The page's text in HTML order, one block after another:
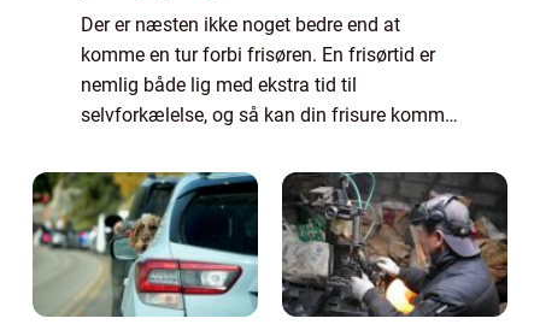
Der er næsten ikke noget bedre end at
komme en tur forbi frisøren. En frisørtid er
nemlig både lig med ekstra tid til
selvforkælelse, og så kan din frisure komme
lidt af en opgave at skulle finde en frisø...